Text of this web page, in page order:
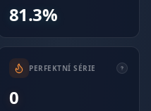
81.3%
PERFEKTNÍ SÉRIE
0